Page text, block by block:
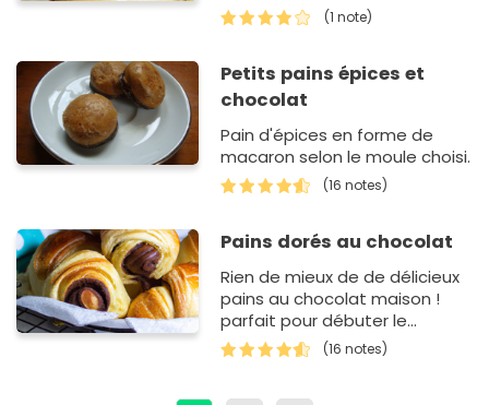
extra moelleux et bien
meilleurs que les vr…
(1 note)
Petits pains épices et
chocolat
Pain d'épices en forme de
macaron selon le moule choisi.
(16 notes)
Pains dorés au chocolat
Rien de mieux de de délicieux
pains au chocolat maison !
parfait pour débuter le
weekend en douceur.
(16 notes)